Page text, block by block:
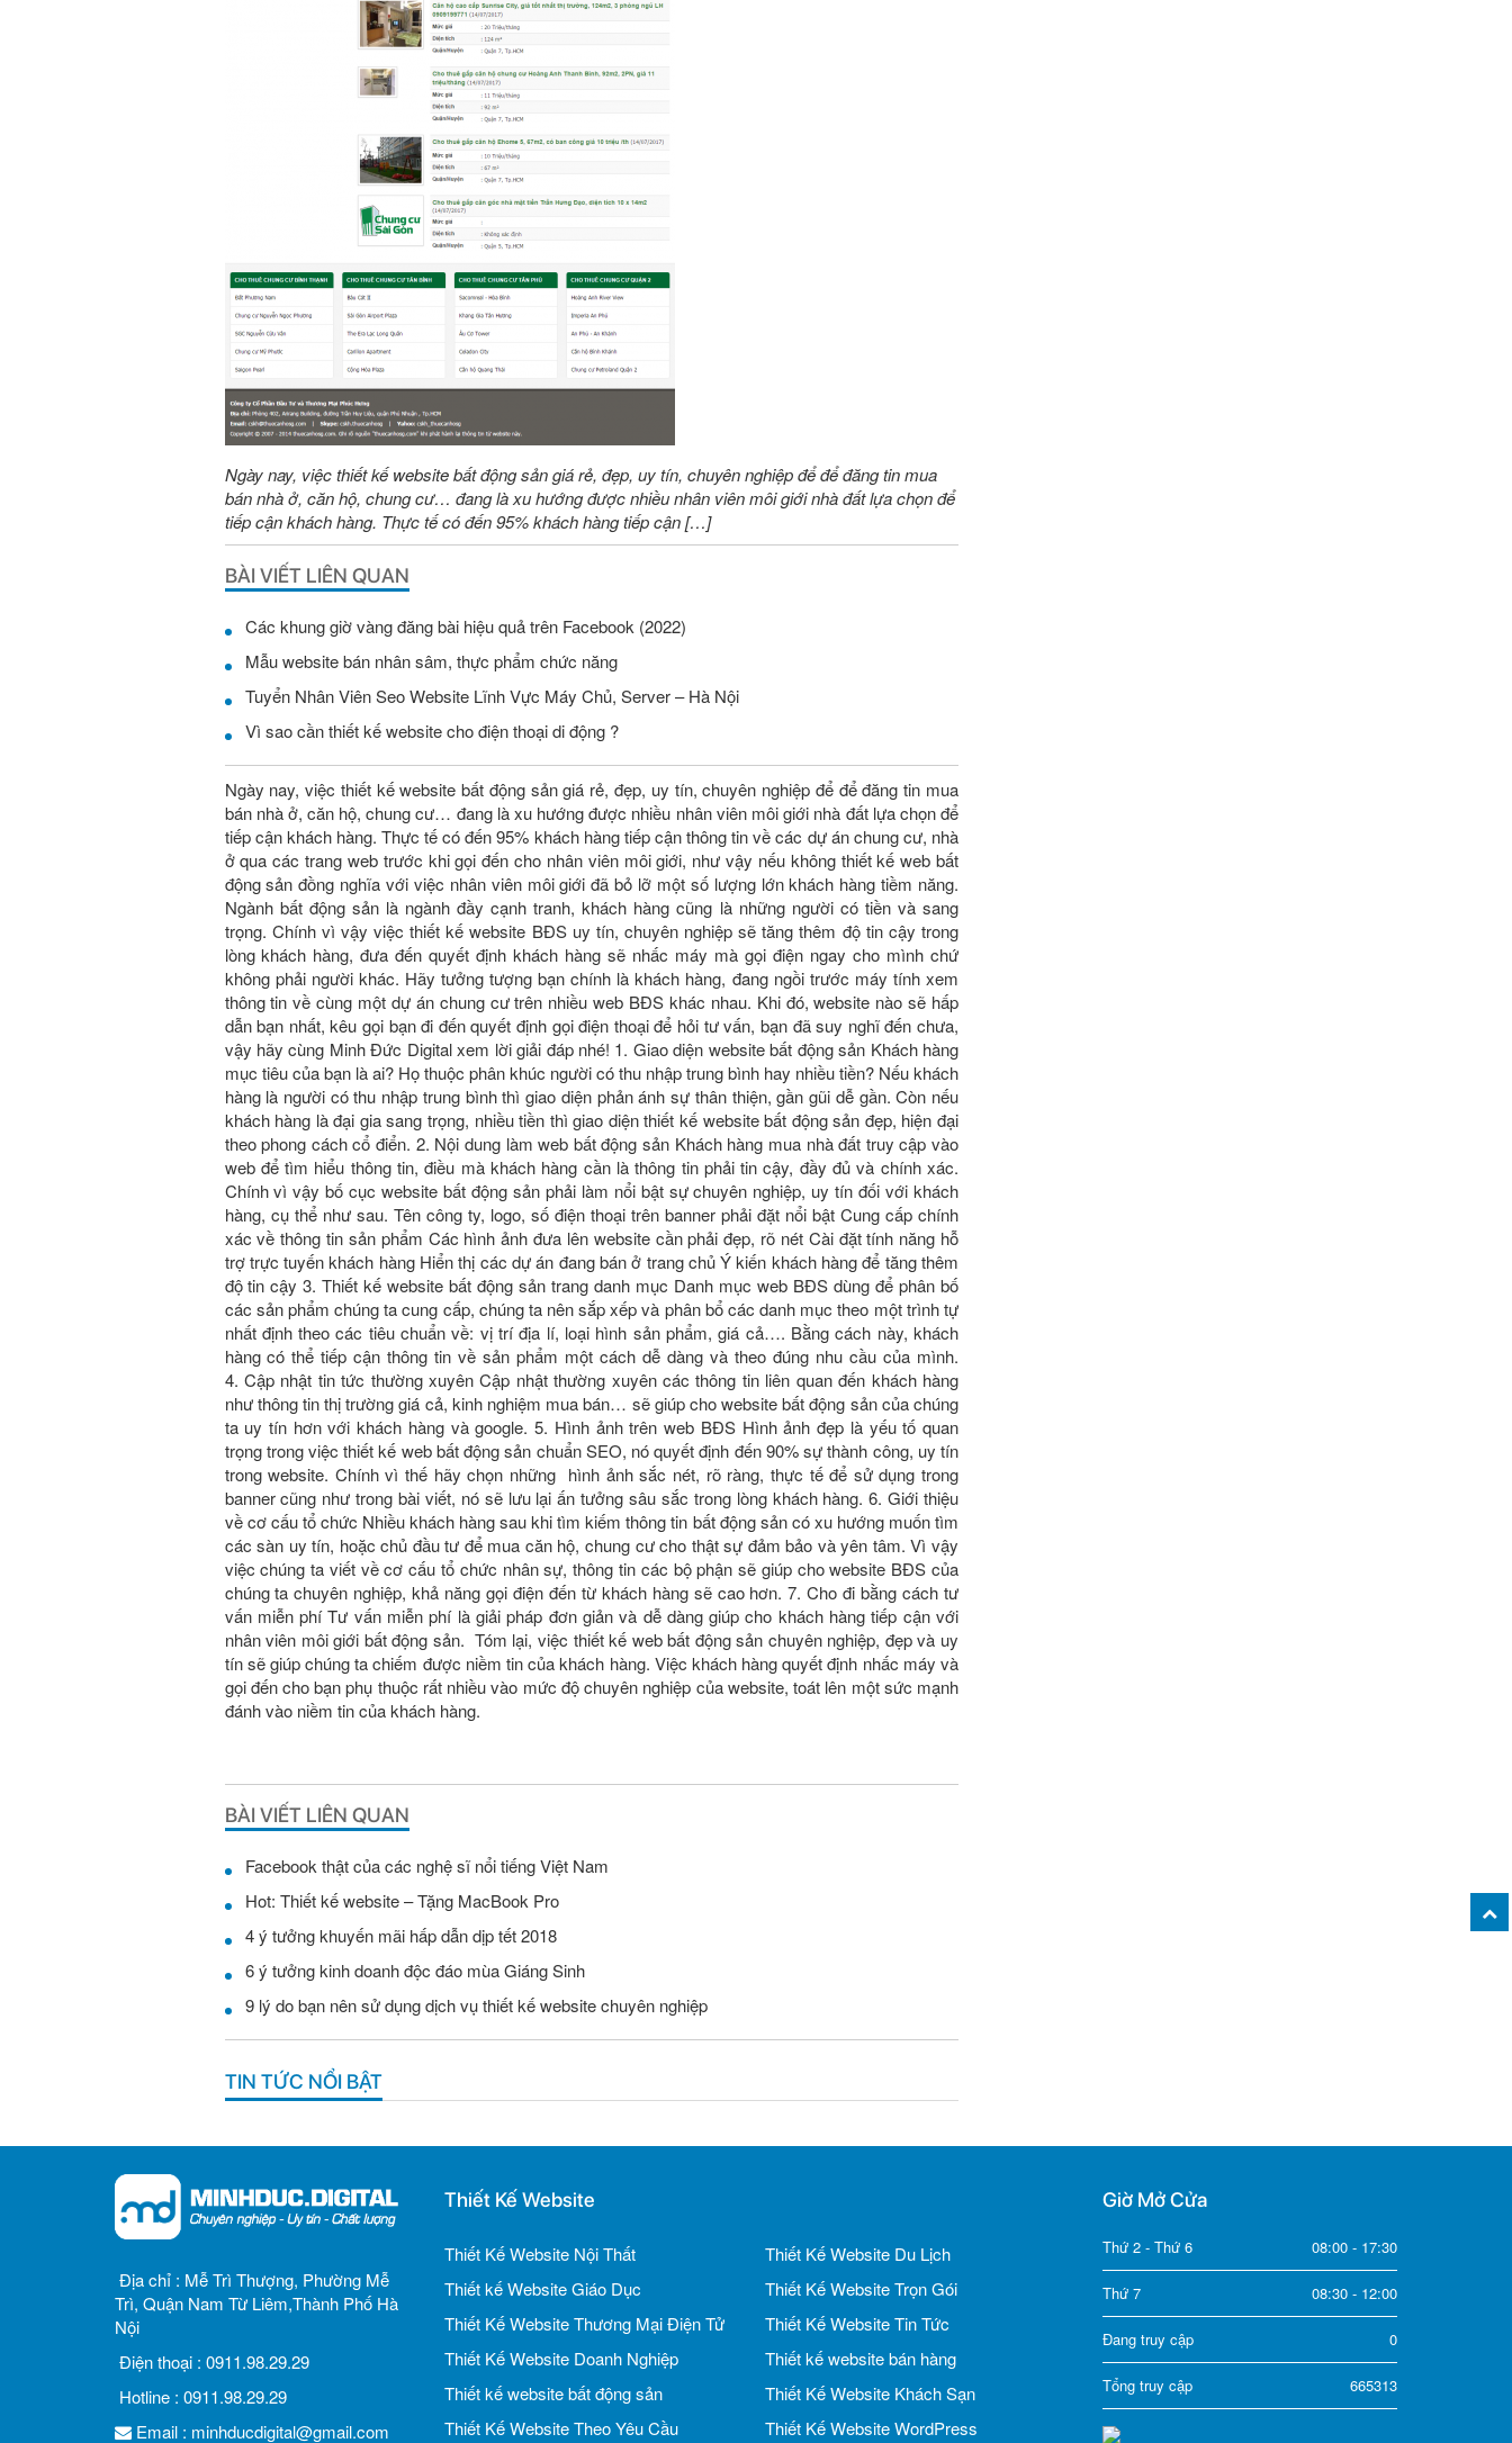
Ngày nay, việc thiết kế website bất động sản giá rẻ, đẹp, uy tín, chuyên nghiệp để để đăng tin mua
bán nhà ở, căn hộ, chung cư… đang là xu hướng được nhiều nhân viên môi giới nhà đất lựa chọn để
tiếp cận khách hàng. Thực tế có đến 95% khách hàng tiếp cận […]
BÀI VIẾT LIÊN QUAN
Các khung giờ vàng đăng bài hiệu quả trên Facebook (2022)
Mẫu website bán nhân sâm, thực phẩm chức năng
Tuyển Nhân Viên Seo Website Lĩnh Vực Máy Chủ, Server – Hà Nội
Vì sao cần thiết kế website cho điện thoại di động ?
Ngày nay, việc thiết kế website bất động sản giá rẻ, đẹp, uy tín, chuyên nghiệp để để đăng tin mua
bán nhà ở, căn hộ, chung cư… đang là xu hướng được nhiều nhân viên môi giới nhà đất lựa chọn để
tiếp cận khách hàng. Thực tế có đến 95% khách hàng tiếp cận thông tin về các dự án chung cư, nhà
ở qua các trang web trước khi gọi đến cho nhân viên môi giới, như vậy nếu không thiết kế web bất
động sản đồng nghĩa với việc nhân viên môi giới đã bỏ lỡ một số lượng lớn khách hàng tiềm năng.
Ngành bất động sản là ngành đầy cạnh tranh, khách hàng cũng là những người có tiền và sang
trọng. Chính vì vậy việc thiết kế website BĐS uy tín, chuyên nghiệp sẽ tăng thêm độ tin cậy trong
lòng khách hàng, đưa đến quyết định khách hàng sẽ nhấc máy mà gọi điện ngay cho mình chứ
không phải người khác. Hãy tưởng tượng bạn chính là khách hàng, đang ngồi trước máy tính xem
thông tin về cùng một dự án chung cư trên nhiều web BĐS khác nhau. Khi đó, website nào sẽ hấp
dẫn bạn nhất, kêu gọi bạn đi đến quyết định gọi điện thoại để hỏi tư vấn, bạn đã suy nghĩ đến chưa,
vậy hãy cùng Minh Đức Digital xem lời giải đáp nhé! 1. Giao diện website bất động sản Khách hàng
mục tiêu của bạn là ai? Họ thuộc phân khúc người có thu nhập trung bình hay nhiều tiền? Nếu khách
hàng là người có thu nhập trung bình thì giao diện phản ánh sự thân thiện, gần gũi dễ gần. Còn nếu
khách hàng là đại gia sang trọng, nhiều tiền thì giao diện thiết kế website bất động sản đẹp, hiện đại
theo phong cách cổ điển. 2. Nội dung làm web bất động sản Khách hàng mua nhà đất truy cập vào
web để tìm hiểu thông tin, điều mà khách hàng cần là thông tin phải tin cậy, đầy đủ và chính xác.
Chính vì vậy bố cục website bất động sản phải làm nổi bật sự chuyên nghiệp, uy tín đối với khách
hàng, cụ thể như sau. Tên công ty, logo, số điện thoại trên banner phải đặt nổi bật Cung cấp chính
xác về thông tin sản phẩm Các hình ảnh đưa lên website cần phải đẹp, rõ nét Cài đặt tính năng hỗ
trợ trực tuyến khách hàng Hiển thị các dự án đang bán ở trang chủ Ý kiến khách hàng để tăng thêm
độ tin cậy 3. Thiết kế website bất động sản trang danh mục Danh mục web BĐS dùng để phân bố
các sản phẩm chúng ta cung cấp, chúng ta nên sắp xếp và phân bổ các danh mục theo một trình tự
nhất định theo các tiêu chuẩn về: vị trí địa lí, loại hình sản phẩm, giá cả…. Bằng cách này, khách
hàng có thể tiếp cận thông tin về sản phẩm một cách dễ dàng và theo đúng nhu cầu của mình.
4. Cập nhật tin tức thường xuyên Cập nhật thường xuyên các thông tin liên quan đến khách hàng
như thông tin thị trường giá cả, kinh nghiệm mua bán… sẽ giúp cho website bất động sản của chúng
ta uy tín hơn với khách hàng và google. 5. Hình ảnh trên web BĐS Hình ảnh đẹp là yếu tố quan
trọng trong việc thiết kế web bất động sản chuẩn SEO, nó quyết định đến 90% sự thành công, uy tín
trong website. Chính vì thế hãy chọn những hình ảnh sắc nét, rõ ràng, thực tế để sử dụng trong
banner cũng như trong bài viết, nó sẽ lưu lại ấn tưởng sâu sắc trong lòng khách hàng. 6. Giới thiệu
về cơ cấu tổ chức Nhiều khách hàng sau khi tìm kiếm thông tin bất động sản có xu hướng muốn tìm
các sàn uy tín, hoặc chủ đầu tư để mua căn hộ, chung cư cho thật sự đảm bảo và yên tâm. Vì vậy
việc chúng ta viết về cơ cấu tổ chức nhân sự, thông tin các bộ phận sẽ giúp cho website BĐS của
chúng ta chuyên nghiệp, khả năng gọi điện đến từ khách hàng sẽ cao hơn. 7. Cho đi bằng cách tư
vấn miễn phí Tư vấn miễn phí là giải pháp đơn giản và dễ dàng giúp cho khách hàng tiếp cận với
nhân viên môi giới bất động sản. Tóm lại, việc thiết kế web bất động sản chuyên nghiệp, đẹp và uy
tín sẽ giúp chúng ta chiếm được niềm tin của khách hàng. Việc khách hàng quyết định nhấc máy và
gọi đến cho bạn phụ thuộc rất nhiều vào mức độ chuyên nghiệp của website, toát lên một sức mạnh
đánh vào niềm tin của khách hàng.
BÀI VIẾT LIÊN QUAN
Facebook thật của các nghệ sĩ nổi tiếng Việt Nam
Hot: Thiết kế website – Tặng MacBook Pro
4 ý tưởng khuyến mãi hấp dẫn dịp tết 2018
6 ý tưởng kinh doanh độc đáo mùa Giáng Sinh
9 lý do bạn nên sử dụng dịch vụ thiết kế website chuyên nghiệp
TIN TỨC NỔI BẬT
Địa chỉ : Mễ Trì Thượng, Phường Mễ
Trì, Quận Nam Từ Liêm,Thành Phố Hà
Nội
Điện thoại : 0911.98.29.29
Hotline : 0911.98.29.29
Email : minhducdigital@gmail.com
Thiết Kế Website
Thiết Kế Website Nội Thất
Thiết kế Website Giáo Dục
Thiết Kế Website Thương Mại Điện Tử
Thiết Kế Website Doanh Nghiệp
Thiết kế website bất động sản
Thiết Kế Website Theo Yêu Cầu
Thiết Kế Website Du Lịch
Thiết Kế Website Trọn Gói
Thiết Kế Website Tin Tức
Thiết kế website bán hàng
Thiết Kế Website Khách Sạn
Thiết Kế Website WordPress
Giờ Mở Cửa
Thứ 2 - Thứ 6 08:00 - 17:30
Thứ 7 08:30 - 12:00
Đang truy cập 0
Tổng truy cập 665313